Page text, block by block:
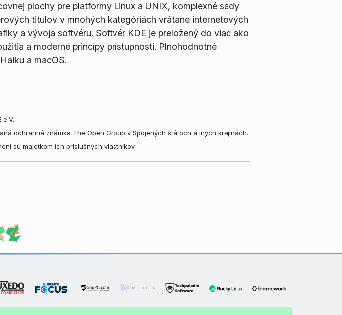
plochy pre platformy Linux a UNIX, komplexné sady
titulov v mnohých kategóriách vrátane internetových
a vývoja softvéru. Softvér KDE je preložený do viac ako
a moderné princípy prístupnosti. Plnohodnotné
a macOS.
ochranná známka The Open Group v Spojených štátoch a iných krajinách.
sú majetkom ich príslušných vlastníkov.